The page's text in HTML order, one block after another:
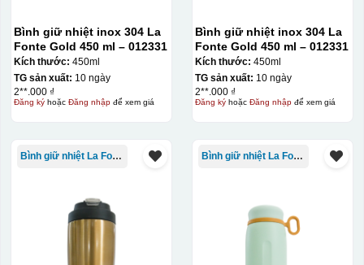
Thợ đang căn chỉnh dán decal lên bát cơm
Bình giữ nhiệt inox 304 La
Fonte Gold 450 ml – 012331
Kích thước: 450ml
TG sản xuất: 10 ngày
2**.000 ₫
Đăng kýhoặc Đăng nhậpđể xem giá
Bình giữ nhiệt inox 304 La
Fonte Gold 450 ml – 012331
Kích thước: 450ml
TG sản xuất: 10 ngày
2**.000 ₫
Đăng kýhoặc Đăng nhậpđể xem giá
Bình giữ nhiệt La Fonte Bình giữ nhiệt La Fonte